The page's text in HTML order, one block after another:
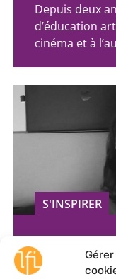
Depuis deux
d’éducation
cinéma et à
S'INSPIRER
“Parler,
Le fil des